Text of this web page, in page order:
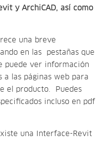
y ArchiCAD, así como
una breve
en las pestañas que
puede ver información
a las páginas web para
el producto. Puedes
incluso en pdf
una Interface-Revit